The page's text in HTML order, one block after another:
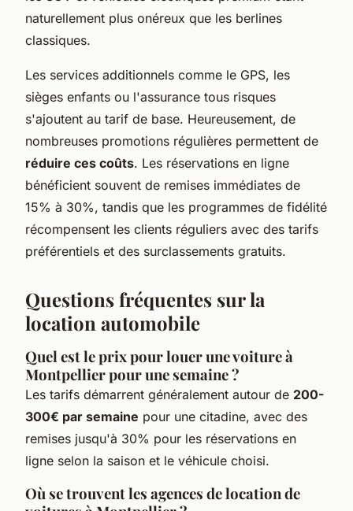
naturellement plus onéreux que les berlines
classiques.
Les services additionnels comme le GPS, les
sièges enfants ou l'assurance tous risques
s'ajoutent au tarif de base. Heureusement, de
nombreuses promotions régulières permettent de
réduire ces coûts. Les réservations en ligne
bénéficient souvent de remises immédiates de
15% à 30%, tandis que les programmes de fidélité
récompensent les clients réguliers avec des tarifs
préférentiels et des surclassements gratuits.
Questions fréquentes sur la
location automobile
Quel est le prix pour louer une voiture à
Montpellier pour une semaine ?
Les tarifs démarrent généralement autour de 200-
300€ par semaine pour une citadine, avec des
remises jusqu'à 30% pour les réservations en
ligne selon la saison et le véhicule choisi.
Où se trouvent les agences de location de